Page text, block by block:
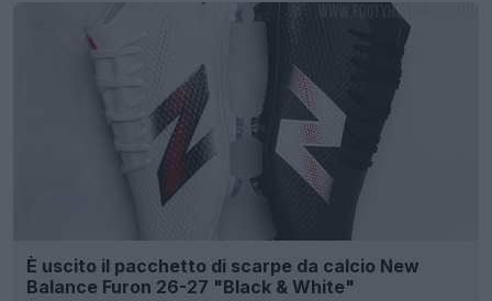
È uscito il pacchetto di scarpe da calcio New
Balance Furon 26-27 "Black & White"